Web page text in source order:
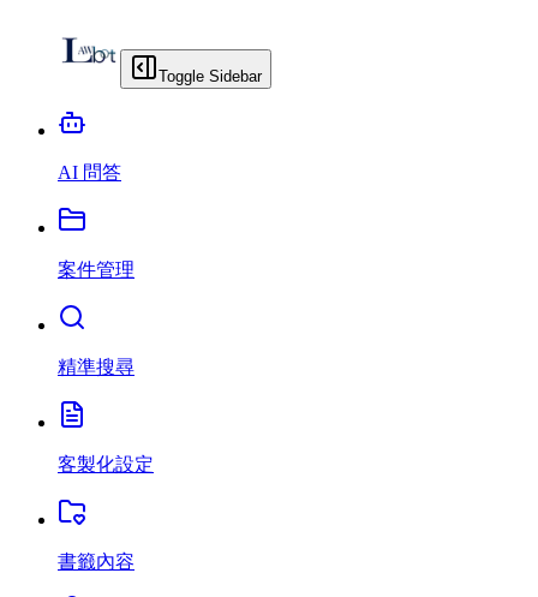
Toggle Sidebar
AI 問答
案件管理
精準搜尋
客製化設定
書籤內容